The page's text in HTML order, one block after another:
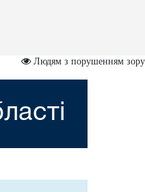
Людям з порушенням зору